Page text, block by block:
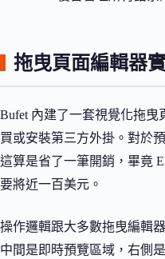
拖曳頁面編輯器
Bufet 內建了一套視覺化拖
買或安裝第三方外掛。對於
這算是省了一筆開銷，畢竟
要將近一百美元。
操作邏輯跟大多數拖曳編輯
中間是即時預覽區域，右側